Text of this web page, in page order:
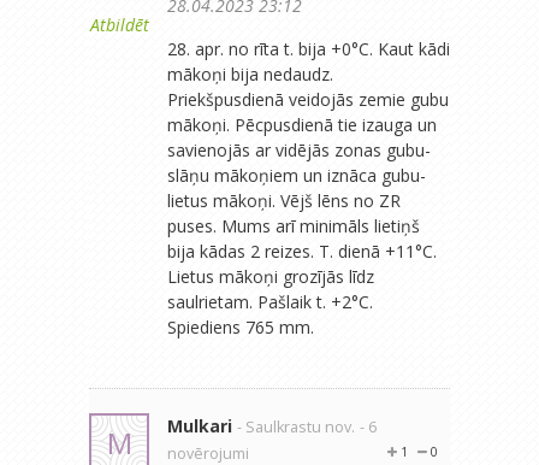
Atbildēt
28.04.2023 23:12
28. apr. no rīta t. bija +0°C. Kaut kādi
mākoņi bija nedaudz.
Priekšpusdienā veidojās zemie gubu
mākoņi. Pēcpusdienā tie izauga un
savienojās ar vidējās zonas gubu-
slāņu mākoņiem un iznāca gubu-
lietus mākoņi. Vējš lēns no ZR
puses. Mums arī minimāls lietiņš
bija kādas 2 reizes. T. dienā +11°C.
Lietus mākoņi grozījās līdz
saulrietam. Pašlaik t. +2°C.
Spiediens 765 mm.
M Mulkari - Saulkrastu nov. - 6
novērojumi
0
1